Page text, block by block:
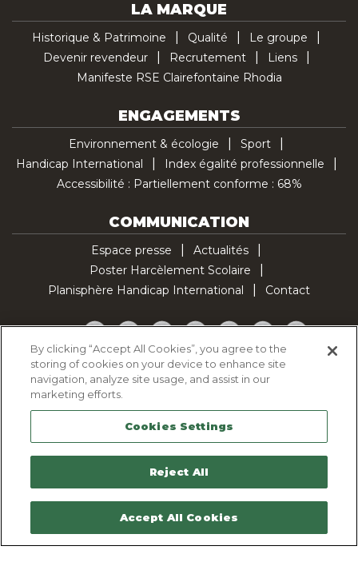
LA MARQUE
Historique & Patrimoine Qualité
Le groupe
Devenir revendeur
Recrutement
Liens
Manifeste RSE Clairefontaine Rhodia
ENGAGEMENTS
Environnement & écologie
Sport
Handicap International
Index égalité professionnelle
Accessibilité : Partiellement conforme : 68%
COMMUNICATION
Espace presse
Actualités
Poster Harcèlement Scolaire
Planisphère Handicap International
Contact
Facebook
TwitterYouTubePinterestInstagramLinkedInTikTok
Politique d'utilisation des cookies
Politique de confidentialité
Mentions légales
Plan du site
Contactez-nous
By clicking “Accept All Cookies”, you agree to the
storing of cookies on your device to enhance site
navigation, analyze site usage, and assist in our
marketing efforts.
Cookies Settings
Reject All
Accept All Cookies